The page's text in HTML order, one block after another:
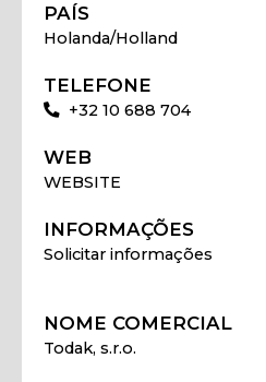
PAÍS
Holanda/Holland
TELEFONE
+32 10 688 704
WEB
WEBSITE
INFORMAÇÕES
Solicitar informações
NOME COMERCIAL
Todak, s.r.o.